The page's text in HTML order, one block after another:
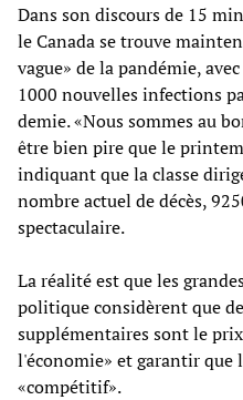
Dans son discours de 15
le Canada se trouve
vague» de la pandémie,
1000 nouvelles infections
demie. «Nous sommes au
être bien pire que le
indiquant que la classe
nombre actuel de décès,
spectaculaire.
La réalité est que les
politique considèrent que
supplémentaires sont le
l'économie» et garantir que
«compétitif».